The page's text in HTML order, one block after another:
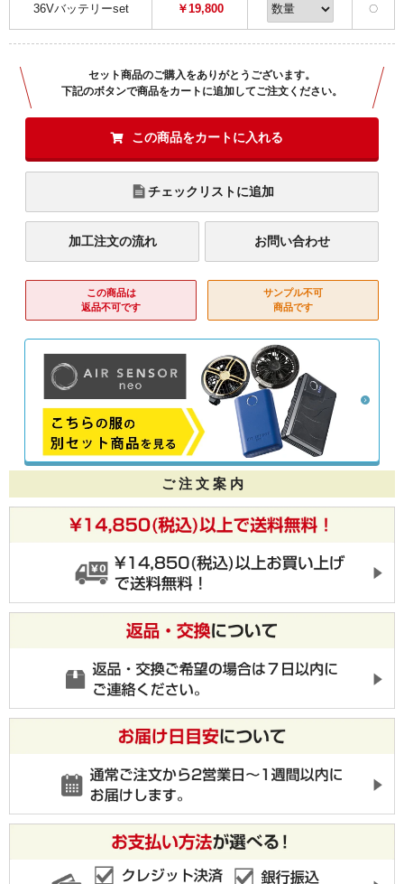
36Vバッテリーset ￥19,800 〇
セット商品のご購入をありがとうございます。
下記のボタンで商品をカートに追加してご注文ください。
この商品をカートに入れる
チェックリストに追加
加工注文の流れ お問い合わせ
この商品は
返品不可です
サンプル不可
商品です
ご 注 文 案 内